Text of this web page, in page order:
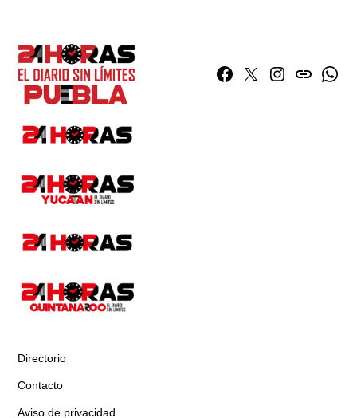
Facebook
TwitterInstagram
issuu
Directorio
Contacto
Aviso de privacidad